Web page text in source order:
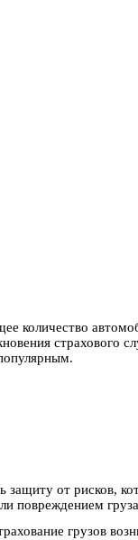
количество
страхового
защиту от рисков,
повреждением
грузов